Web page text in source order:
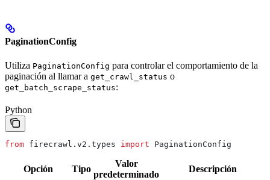
PaginationConfig
Utiliza PaginationConfig para controlar el comportamiento de la
paginación al llamar a get_crawl_status o
get_batch_scrape_status:
Python
from firecrawl.v2.types import PaginationConfig
Opción Tipo
Valor
predeterminado
Descripción